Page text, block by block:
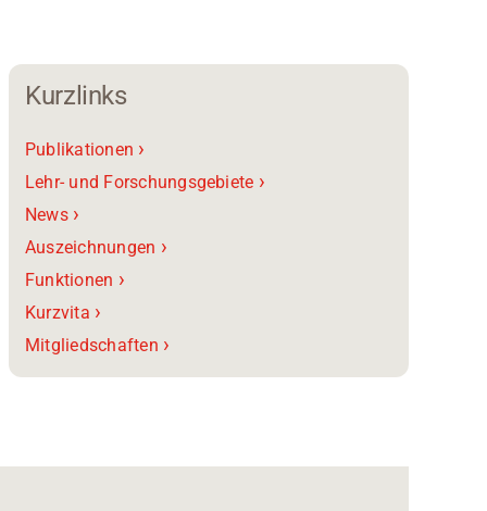
Kurzlinks
Publikationen ›
Lehr- und Forschungsgebiete ›
News ›
Auszeichnungen ›
Funktionen ›
Kurzvita ›
Mitgliedschaften ›